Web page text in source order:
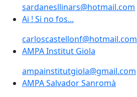
sardanesllinars@hotmail.com
Ai ! Si no fos...
carloscastellonf@hotmail.com
AMPA Institut Giola
ampainstitutgiola@gmail.com
AMPA Salvador Sanromà